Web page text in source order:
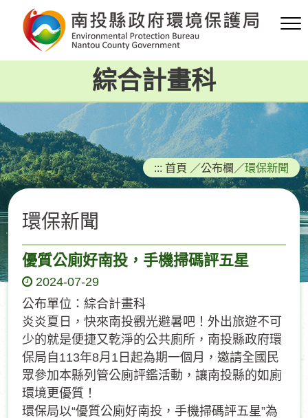
要
容
區
塊
綜合計畫科
::: 首頁 ／公布欄 ／環保新聞
環保新聞
優質公廁好南投，手機掃碼評五星
2024-07-29
公布單位：綜合計畫科
炎炎夏日，快來南投觀光避暑吧！外出旅遊不可
少的就是便捷又乾淨的公共廁所，南投縣政府環
保局自113年8月1日起為期一個月，邀請全國民
眾參加本縣列管公廁評鑑活動，讓南投縣的如廁
環境更優質！
環保局以“優質公廁好南投，手機掃碼評五星”為